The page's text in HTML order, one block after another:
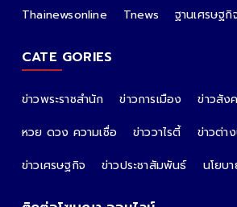
Thainewsonline
Tnews ฐานเศรษฐกิ
CATE GORIES
ข่าวพระราชสำนัก ข่าวการเมือง ข่าวสัง
หวย ดวง ความเชื่อ
ข่าววาไรตี้
ข่าวต่า
ข่าวเศรษฐกิจ
ข่าวประชาสัมพันธ์ นโยบ